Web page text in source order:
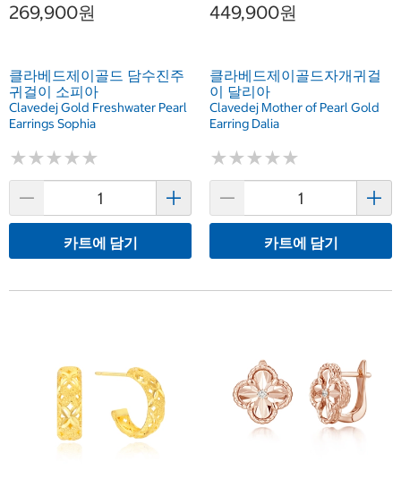
269,900원
클라베드제이골드 담수진주
귀걸이 소피아
Clavedej Gold Freshwater Pearl
Earrings Sophia
★★★★★
★★★★★
카트에 담기
449,900원
클라베드제이골드자개귀걸
이 달리아
Clavedej Mother of Pearl Gold
Earring Dalia
★★★★★
★★★★★
카트에 담기